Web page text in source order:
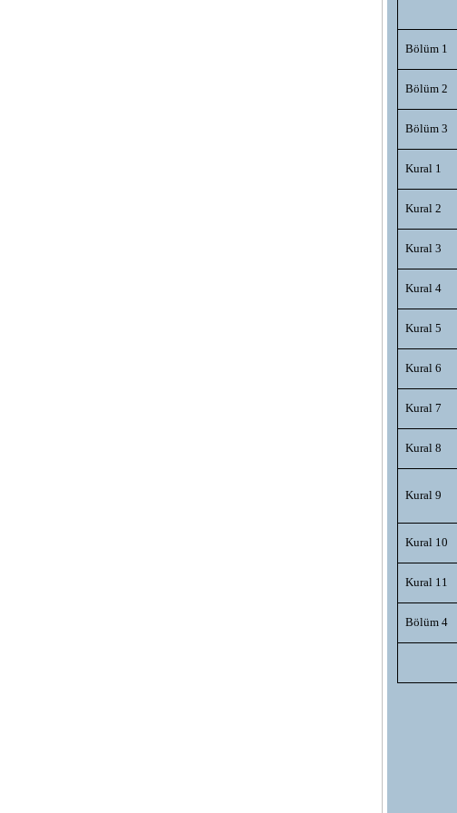
Bölüm 1
Bölüm 2
Bölüm 3
Kural 1
Kural 2
Kural 3
Kural 4
Kural 5
Kural 6
Kural 7
Kural 8
Kural 9
Kural 10
Kural 11
Bölüm 4